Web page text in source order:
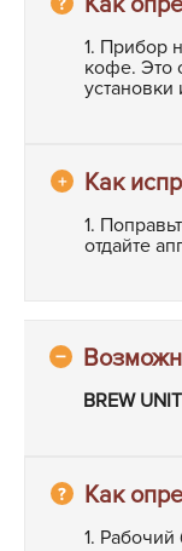
1. Прибор
кофе. Это
1.
отдайте
BREW
1.